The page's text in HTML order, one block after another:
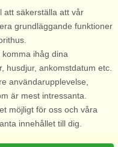
att säkerställa att vår
grundläggande funktioner
ihåg dina
husdjur, ankomstdatum etc.
användarupplevelse,
är mest intressanta.
möjligt för oss och våra
innehållet till dig.